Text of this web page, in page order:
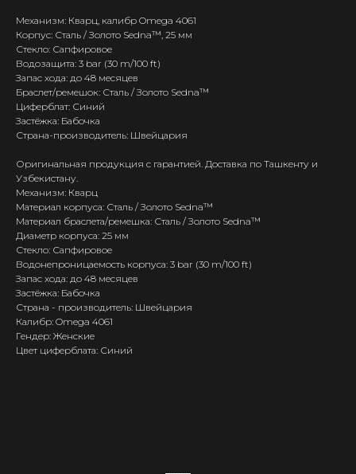
Механизм: Кварц, калибр Omega 4061
Корпус: Сталь / Золото Sedna™, 25 мм
Стекло: Сапфировое
Водозащита: 3 bar (30 m/100 ft)
Запас хода: до 48 месяцев
Браслет/ремешок: Сталь / Золото Sedna™
Циферблат: Синий
Застёжка: Бабочка
Страна-производитель: Швейцария
Оригинальная продукция с гарантией. Доставка по Ташкенту и
Узбекистану.
Механизм: Кварц
Материал корпуса: Сталь / Золото Sedna™
Материал браслета/ремешка: Сталь / Золото Sedna™
Диаметр корпуса: 25 мм
Стекло: Сапфировое
Водонепроницаемость корпуса: 3 bar (30 m/100 ft)
Запас хода: до 48 месяцев
Застёжка: Бабочка
Страна - производитель: Швейцария
Калибр: Omega 4061
Гендер: Женские
Цвет циферблата: Синий